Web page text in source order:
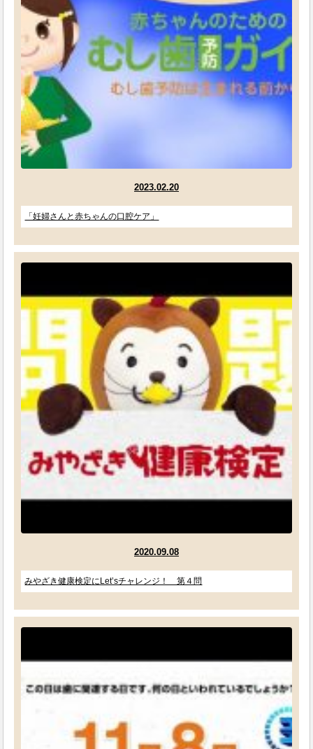
2023.02.20
「妊婦さんと赤ちゃんの口腔ケア」
2020.09.08
みやざき健康検定にLet’sチャレンジ！ 第４問